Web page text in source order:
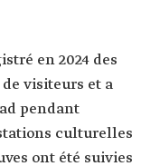
en 2024 des
visiteurs et a
pendant
culturelles
ont été suivies